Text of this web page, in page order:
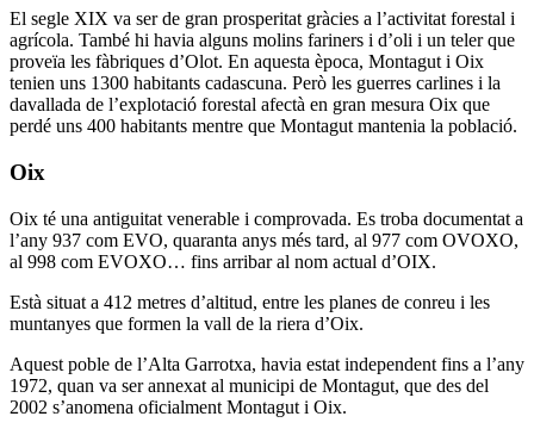
El segle XIX va ser de gran prosperitat gràcies a l’activitat forestal i
agrícola. També hi havia alguns molins fariners i d’oli i un teler que
proveïa les fàbriques d’Olot. En aquesta època, Montagut i Oix
tenien uns 1300 habitants cadascuna. Però les guerres carlines i la
davallada de l’explotació forestal afectà en gran mesura Oix que
perdé uns 400 habitants mentre que Montagut mantenia la població.
Oix
Oix té una antiguitat venerable i comprovada. Es troba documentat a
l’any 937 com EVO, quaranta anys més tard, al 977 com OVOXO,
al 998 com EVOXO… fins arribar al nom actual d’OIX.
Està situat a 412 metres d’altitud, entre les planes de conreu i les
muntanyes que formen la vall de la riera d’Oix.
Aquest poble de l’Alta Garrotxa, havia estat independent fins a l’any
1972, quan va ser annexat al municipi de Montagut, que des del
2002 s’anomena oficialment Montagut i Oix.